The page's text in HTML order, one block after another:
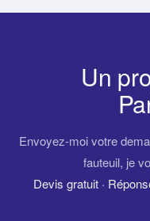
Un
Envoyez-moi votre
fauteuil, je
Devis gratuit ·